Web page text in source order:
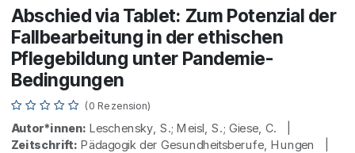
Abschied via Tablet: Zum Potenzial der
Fallbearbeitung in der ethischen
Pflegebildung unter Pandemie-
Bedingungen
(0 Rezension)
Autor*innen: Leschensky, S.; Meisl, S.; Giese, C. |
Zeitschrift: Pädagogik der Gesundheitsberufe, Hungen |